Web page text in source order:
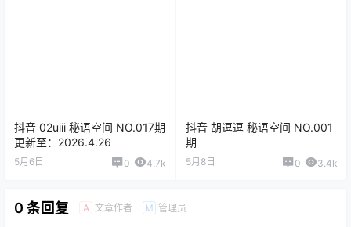
抖音 02uiii 秘语空间 NO.017期
更新至：2026.4.26
5月6日 0 4.7k
抖音 胡逗逗 秘语空间 NO.001
期
5月8日 0 3.4k
0 条回复 A 文章作者 M 管理员